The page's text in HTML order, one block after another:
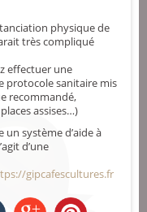
physique de
très compliqué
effectuer une
protocole sanitaire mis
recommandé,
assises…)
un système d’aide à
d’une
gipcafescultures.fr